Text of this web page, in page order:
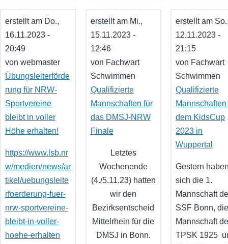
erstellt am Do.,
16.11.2023 -
20:49
von webmaster
Übungsleiterförde
rung für NRW-
Sportvereine
bleibt in voller
Höhe erhalten!
https://www.lsb.nr
w/medien/news/ar
tikel/uebungsleite
rfoerderung-fuer-
nrw-sportvereine-
bleibt-in-voller-
hoehe-erhalten
erstellt am Mi.,
15.11.2023 -
12:46
von Fachwart
Schwimmen
Qualifizierte
Mannschaften für
das DMSJ-NRW
Finale
Letztes
Wochenende
(4./5.11.23) hatten
wir den
Bezirksentscheid
Mittelrhein für die
DMSJ in Bonn.
erstellt am
12.11.2023 -
21:15
von Fachwart
Schwimmen
Qualifizierte
dem KidsCup
2023 in
Wuppertal
Gestern
sich die 1.
Mannschaft
SSF Bonn,
Mannschaft
TPSK 1925